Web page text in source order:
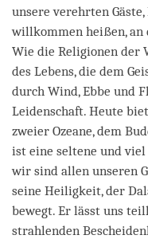
unsere verehrten
willkommen heißen, an
Wie die Religionen der
des Lebens, die dem
durch Wind, Ebbe und
Leidenschaft. Heute
zweier Ozeane, dem
ist eine seltene und viel
wir sind allen unseren
seine Heiligkeit, der
bewegt. Er lässt uns
strahlenden